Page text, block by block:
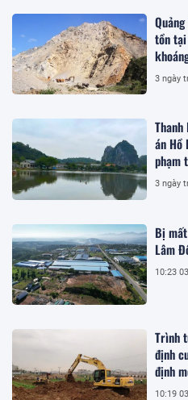
tồn
đồng
3 ngày
án Hồ
phạm
quy
3 ngày
Bị
Lâm
10:23
Trình
định
định
10:19